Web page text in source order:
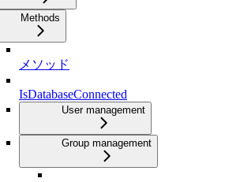
Methods
メソッド
IsDatabaseConnected
User management
Group management